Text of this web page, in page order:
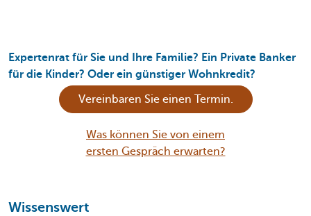
Expertenrat für Sie und Ihre Familie? Ein Private Banker
für die Kinder? Oder ein günstiger Wohnkredit?
Vereinbaren Sie einen Termin.
Was können Sie von einem
ersten Gespräch erwarten?
Wissenswert